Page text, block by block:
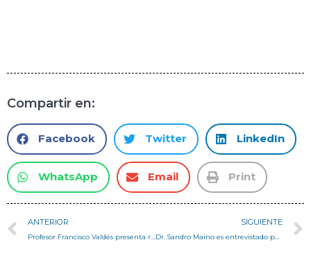
Compartir en:
Facebook Twitter LinkedIn
WhatsApp Email Print
ANTERIOR SIGUIENTE
Dr. Sandro Maino es entrevistado por El Mercurio de Valparaíso